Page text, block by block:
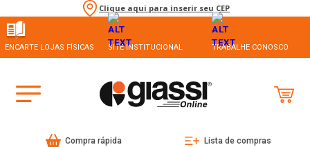
Clique aqui para inserir seu CEP
ENCARTE LOJAS FÍSICAS SITE INSTITUCIONAL TRABALHE CONOSCO
Compra rápida Lista de compras